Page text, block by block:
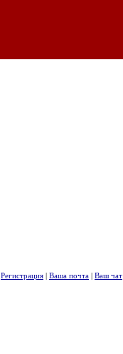
Регистрация | Ваша почта | Ваш чат